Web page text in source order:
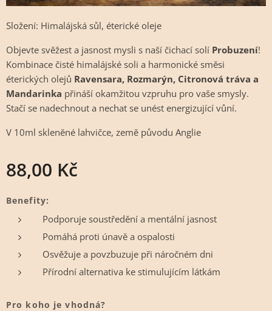
Složení: Himalájská sůl, éterické oleje
Objevte svěžest a jasnost mysli s naší čichací solí Probuzení!
Kombinace čisté himalájské soli a harmonické směsi
éterických olejů Ravensara, Rozmarýn, Citronová tráva a
Mandarinka přináší okamžitou vzpruhu pro vaše smysly.
Stačí se nadechnout a nechat se unést energizující vůní.
V 10ml skleněné lahvičce, země původu Anglie
88,00 Kč
Benefity:
Podporuje soustředění a mentální jasnost
Pomáhá proti únavě a ospalosti
Osvěžuje a povzbuzuje při náročném dni
Přírodní alternativa ke stimulujícím látkám
Pro koho je vhodná?